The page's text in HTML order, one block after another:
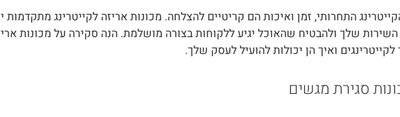
התחרותי, זמן ואיכות הם קריטיים להצלחה. מכונות אריזה לקייטרינג
השירות שלך ולהבטיח שהאוכל יגיע ללקוחות בצורה מושלמת. הנה סקירה על מכונות
לקייטרינגים ואיך הן יכולות להועיל לעסק שלך.